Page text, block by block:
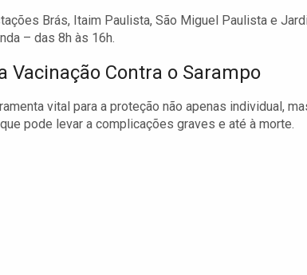
Brás, Itaim Paulista, São Miguel Paulista e
– das 8h às 16h.
Vacinação Contra o Sarampo
vital para a proteção não apenas individual,
pode levar a complicações graves e até à morte.